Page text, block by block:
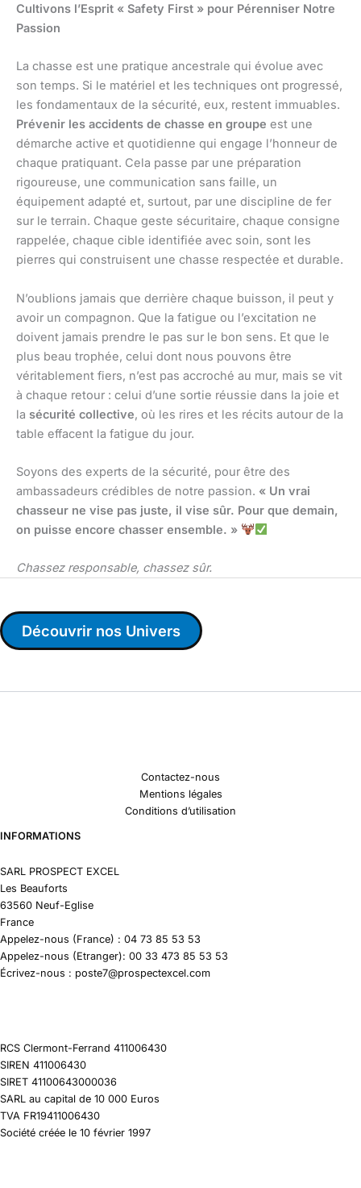
Cultivons l’Esprit « Safety First » pour Pérenniser Notre
Passion
La chasse est une pratique ancestrale qui évolue avec
son temps. Si le matériel et les techniques ont progressé,
les fondamentaux de la sécurité, eux, restent immuables.
Prévenir les accidents de chasse en groupe est une
démarche active et quotidienne qui engage l’honneur de
chaque pratiquant. Cela passe par une préparation
rigoureuse, une communication sans faille, un
équipement adapté et, surtout, par une discipline de fer
sur le terrain. Chaque geste sécuritaire, chaque consigne
rappelée, chaque cible identifiée avec soin, sont les
pierres qui construisent une chasse respectée et durable.
N’oublions jamais que derrière chaque buisson, il peut y
avoir un compagnon. Que la fatigue ou l’excitation ne
doivent jamais prendre le pas sur le bon sens. Et que le
plus beau trophée, celui dont nous pouvons être
véritablement fiers, n’est pas accroché au mur, mais se vit
à chaque retour : celui d’une sortie réussie dans la joie et
la sécurité collective, où les rires et les récits autour de la
table effacent la fatigue du jour.
Soyons des experts de la sécurité, pour être des
ambassadeurs crédibles de notre passion. « Un vrai
chasseur ne vise pas juste, il vise sûr. Pour que demain,
on puisse encore chasser ensemble. »
Chassez responsable, chassez sûr.
Découvrir nos Univers
Contactez-nous
Mentions légales
Conditions d’utilisation
INFORMATIONS
SARL PROSPECT EXCEL
Les Beauforts
63560 Neuf-Eglise
France
Appelez-nous (France) : 04 73 85 53 53
Appelez-nous (Etranger): 00 33 473 85 53 53
Écrivez-nous : poste7@prospectexcel.com
RCS Clermont-Ferrand 411006430
SIREN 411006430
SIRET 41100643000036
SARL au capital de 10 000 Euros
TVA FR19411006430
Société créée le 10 février 1997